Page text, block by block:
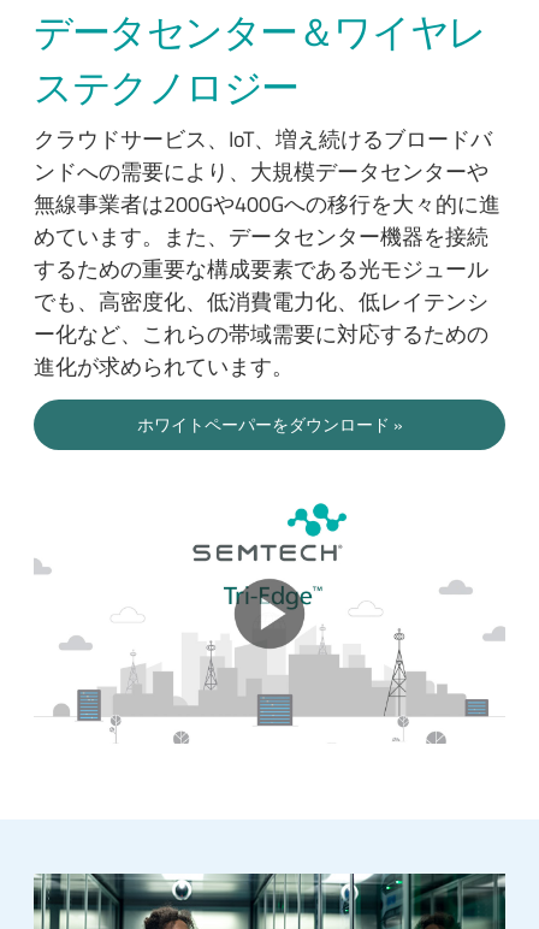
データセンター＆ワイヤレ
ステクノロジー
クラウドサービス、IoT、増え続けるブロードバ
ンドへの需要により、大規模データセンターや
無線事業者は200Gや400Gへの移行を大々的に進
めています。また、データセンター機器を接続
するための重要な構成要素である光モジュール
でも、高密度化、低消費電力化、低レイテンシ
ー化など、これらの帯域需要に対応するための
進化が求められています。
ホワイトペーパーをダウンロード